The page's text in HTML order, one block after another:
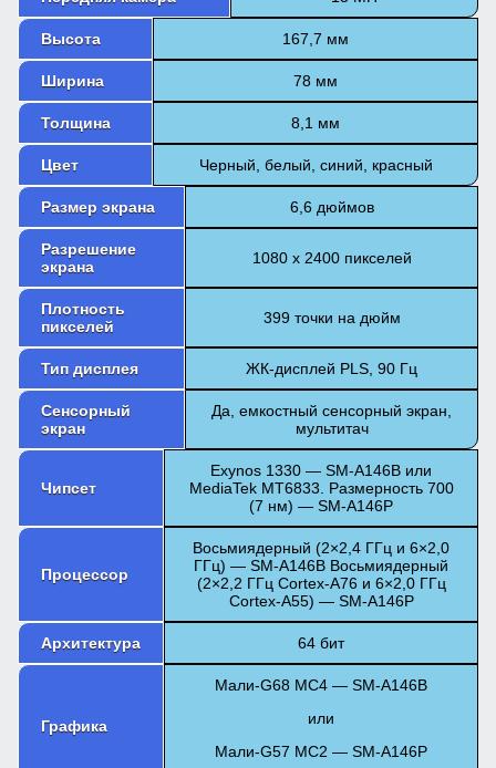
Высота 167,7 мм
Ширина 78 мм
Толщина 8,1 мм
Цвет Черный, белый, синий, красный
Размер экрана 6,6 дюймов
Разрешение
экрана
1080 x 2400 пикселей
Плотность
пикселей
399 точки на дюйм
Тип дисплея ЖК-дисплей PLS, 90 Гц
Сенсорный
экран
Да, емкостный сенсорный экран,
мультитач
Чипсет
Exynos 1330 — SM-A146B или
MediaTek MT6833. Размерность 700
(7 нм) — SM-A146P
Процессор
Восьмиядерный (2×2,4 ГГц и 6×2,0
ГГц) — SM-A146B Восьмиядерный
(2×2,2 ГГц Cortex-A76 и 6×2,0 ГГц
Cortex-A55) — SM-A146P
Архитектура 64 бит
Графика
Мали-G68 MC4 — SM-A146B
или
Мали-G57 MC2 — SM-A146P